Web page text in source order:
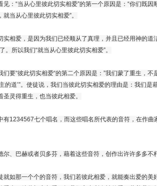
见：“当从心里彼此切实相爱”的第一个原因是：“你们既
当从心里彼此切实相爱”。
实相爱，是因为我们已经顺从了真理，并且已经用神的道
。所以我们“就当从心里彼此切实相爱”。
们要“彼此切实相爱“的第二个原因是：”我们蒙了重生，
的道’”。使徒说，我们当彼此切实相爱的理由是：我们
圣灵得重生，也当彼此相爱。
有1234567七个唱名，而这些唱名所代表的音符，在作曲
尔、巴赫或者贝多芬，藉着这些音符，创作出许许多多不
就如那一个个的音符，我们若彼此相爱，就能奏出爱的美